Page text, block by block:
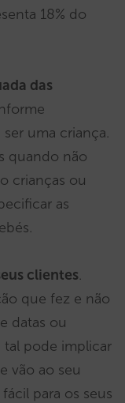
18% do
das
uma criança.
quando não
crianças ou
as
clientes.
que fez e não
datas ou
tal pode implicar
vão ao seu
para os seus